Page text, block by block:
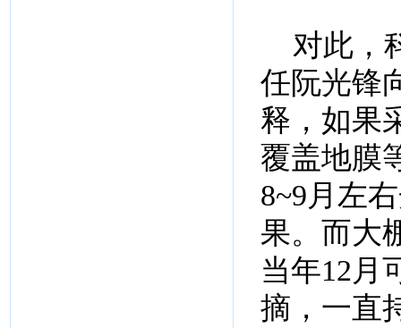
对此，
任阮光锋
释，如果
覆盖地膜
8~9月左
果。而大
当年12月
摘，一直